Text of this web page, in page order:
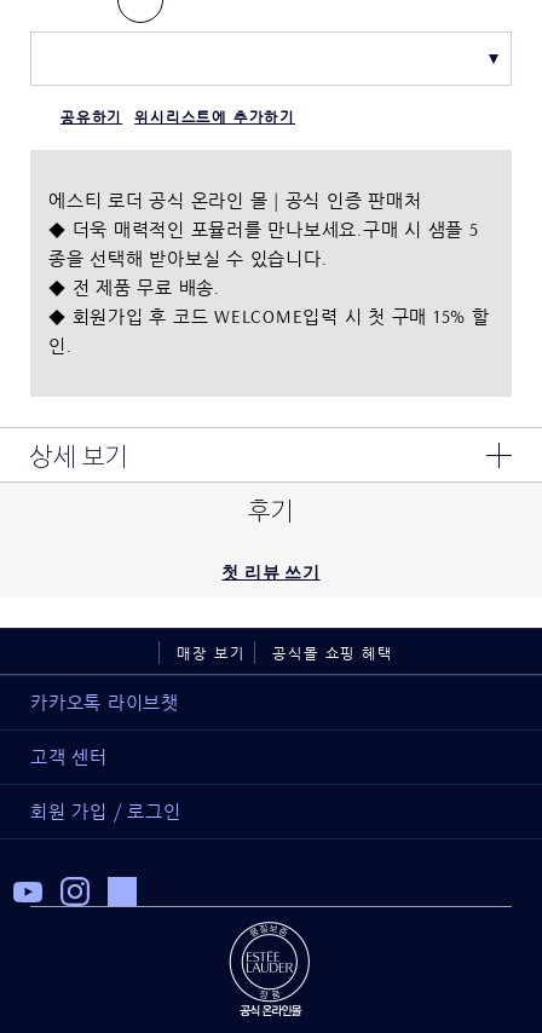
공유하기 위시리스트에 추가하기
에스티 로더 공식 온라인 몰 | 공식 인증 판매처
◆ 더욱 매력적인 포뮬러를 만나보세요.구매 시 샘플 5
종을 선택해 받아보실 수 있습니다.
◆ 전 제품 무료 배송.
◆ 회원가입 후 코드 WELCOME입력 시 첫 구매 15% 할
인.
상세 보기
후기
첫 리뷰 쓰기
매장 보기 공식몰 쇼핑 혜택
카카오톡 라이브챗
고객 센터
회원 가입 / 로그인